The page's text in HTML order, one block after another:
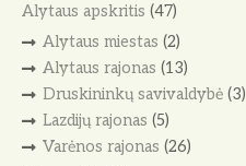
Alytaus apskritis (47)
Alytaus miestas (2)
Alytaus rajonas (13)
Druskininkų savivaldybė(3)
Lazdijų rajonas (5)
Varėnos rajonas (26)